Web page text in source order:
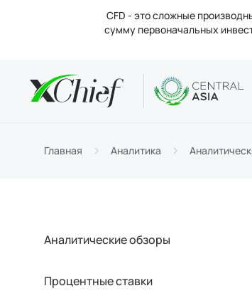
CFD - это сложные
сумму первоначальных
Главная Аналитика
Аналитические обзоры
Процентные ставки